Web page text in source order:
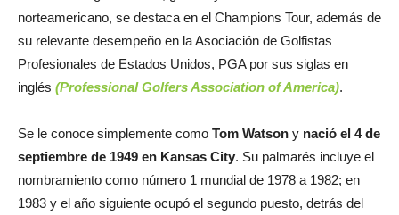
norteamericano, se destaca en el Champions Tour, además de
su relevante desempeño en la Asociación de Golfistas
Profesionales de Estados Unidos, PGA por sus siglas en
inglés (Professional Golfers Association of America).
Se le conoce simplemente como Tom Watson y nació el 4 de
septiembre de 1949 en Kansas City. Su palmarés incluye el
nombramiento como número 1 mundial de 1978 a 1982; en
1983 y el año siguiente ocupó el segundo puesto, detrás del